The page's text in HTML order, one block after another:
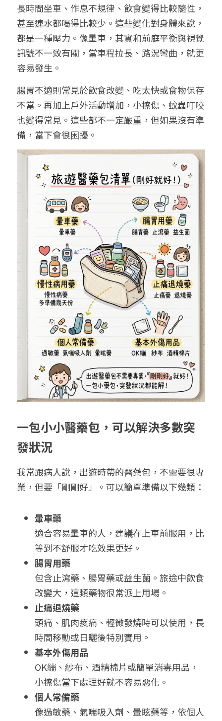
長時間坐車、作息不規律、飲食變得比較隨性，
甚至連水都喝得比較少。這些變化對身體來說，
都是一種壓力。像暈車，其實和前庭平衡與視覺
訊號不一致有關，當車程拉長、路況彎曲，就更
容易發生。
腸胃不適則常見於飲食改變、吃太快或食物保存
不當。再加上戶外活動增加，小擦傷、蚊蟲叮咬
也變得常見。這些都不一定嚴重，但如果沒有準
備，當下會很困擾。
一包小小醫藥包，可以解決多數突
發狀況
我常跟病人說，出遊時帶的醫藥包，不需要很專
業，但要「剛剛好」。可以簡單準備以下幾類：
暈車藥
適合容易暈車的人，建議在上車前服用，比
等到不舒服才吃效果更好。
腸胃用藥
包含止瀉藥、腸胃藥或益生菌。旅途中飲食
改變大，這類藥物很常派上用場。
止痛退燒藥
頭痛、肌肉痠痛、輕微發燒時可以使用，長
時間移動或日曬後特別實用。
基本外傷用品
OK繃、紗布、酒精棉片或簡單消毒用品，
小擦傷當下處理好就不容易惡化。
個人常備藥
像過敏藥、氣喘吸入劑、暈眩藥等，依個人